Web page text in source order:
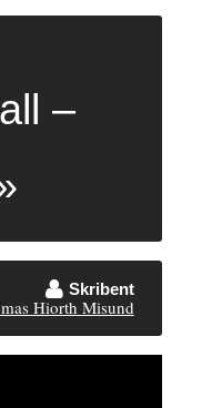
–
Skribent
Hiorth Misund